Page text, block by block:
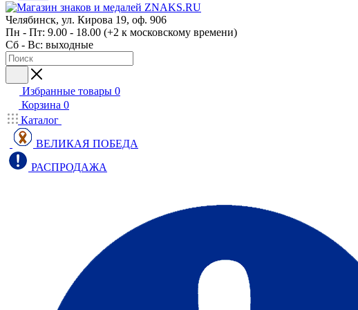
Челябинск, ул. Кирова 19, оф. 906
Пн - Пт: 9.00 - 18.00 (+2 к московскому времени)
Сб - Вс: выходные
Избранные товары 0
Корзина 0
Каталог
ВЕЛИКАЯ ПОБЕДА
РАСПРОДАЖА